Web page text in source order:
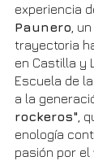
experiencia
Paunero ,
trayectoria
en Castilla y
Escuela de
a la
rockeros" ,
enología
pasión por el